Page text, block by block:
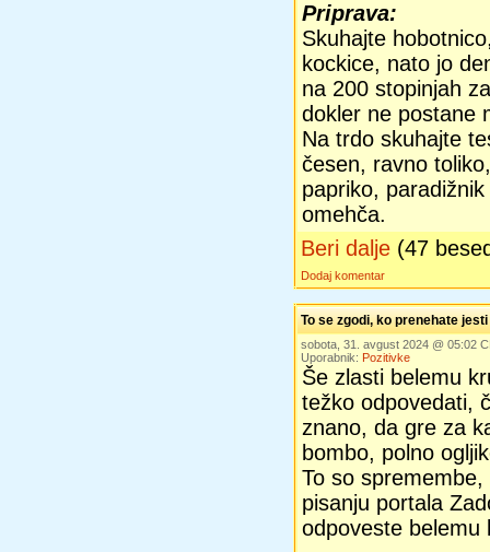
Priprava:
Skuhajte
kockice, nato jo
na 200 stopinjah
dokler ne postane
Na trdo skuhajte
česen, ravno
papriko,
omehča.
Beri dalje (47
Dodaj komentar
To se zgodi, ko prenehate
sobota, 31. avgust 2024 @ 05:02
Uporabnik: Pozitivke
Še zlasti belemu
težko odpovedati,
znano, da gre za
bombo, polno
To so
pisanju portala
odpoveste belemu